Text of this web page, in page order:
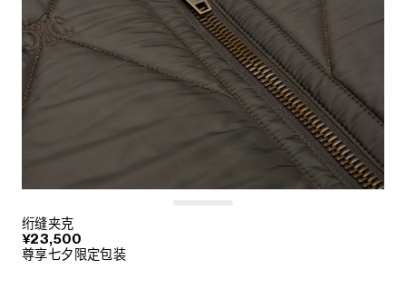
绗缝夹克
¥23,500
尊享七夕限定包装